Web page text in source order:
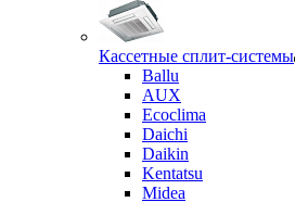
Кассетные сплит-системы
Ballu
AUX
Ecoclima
Daichi
Daikin
Kentatsu
Midea